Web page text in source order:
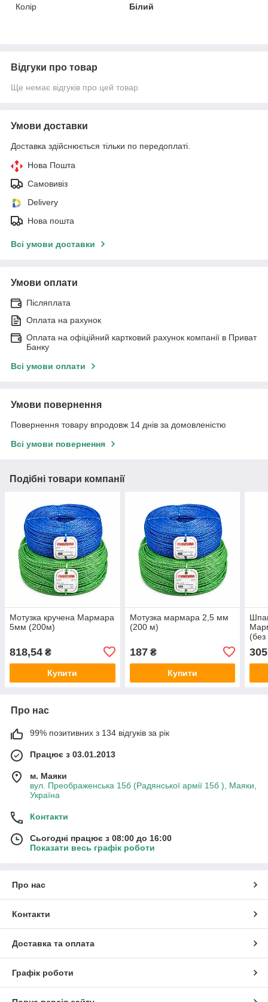
Колір
Білий
Відгуки про товар
Ще немає відгуків про цей товар
Умови доставки
Доставка здійснюється тільки по передоплаті.
Нова Пошта
Самовивіз
Delivery
Нова пошта
Всі умови доставки
Умови оплати
Післяплата
Оплата на рахунок
Оплата на офіційний картковий рахунок компанії в Приват
Банку
Всі умови оплати
Умови повернення
Повернення товару впродовж 14 днів за домовленістю
Всі умови повернення
Подібні товари компанії
Мотузка кручена Мармара
5мм (200м)
818,54 ₴
Купити
Мотузка мармара 2,5 мм
(200 м)
187₴
Купити
(без
Про нас
99% позитивних з 134 відгуків за рік
Працює з 03.01.2013
м. Маяки
вул. Преображенська 15б (Радянської армії 15б ), Маяки,
Україна
Контакти
Сьогодні працює з 08:00 до 16:00
Показати весь графік роботи
Про нас
Контакти
Доставка та оплата
Графік роботи